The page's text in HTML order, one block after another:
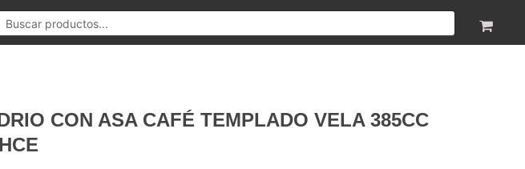
CON ASA CAFÉ TEMPLADO VELA 385CC